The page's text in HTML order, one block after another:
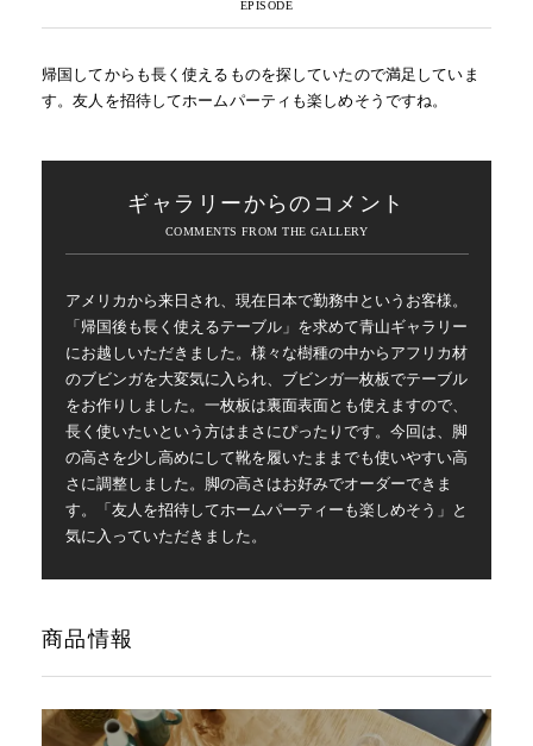
お問い合わせ
帰国してからも長く使えるものを探していたので満足していま
す。友人を招待してホームパーティも楽しめそうですね。
ギャラリーからのコメント
アメリカから来日され、現在日本で勤務中というお客様。
「帰国後も長く使えるテーブル」を求めて青山ギャラリー
にお越しいただきました。様々な樹種の中からアフリカ材
のブビンガを大変気に入られ、ブビンガ一枚板でテーブル
をお作りしました。一枚板は裏面表面とも使えますので、
長く使いたいという方はまさにぴったりです。今回は、脚
の高さを少し高めにして靴を履いたままでも使いやすい高
さに調整しました。脚の高さはお好みでオーダーできま
す。「友人を招待してホームパーティーも楽しめそう」と
気に入っていただきました。
商品情報